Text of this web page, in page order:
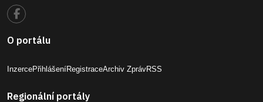
O portálu
InzercePřihlášeníRegistraceArchiv ZprávRSS
Regionální portály